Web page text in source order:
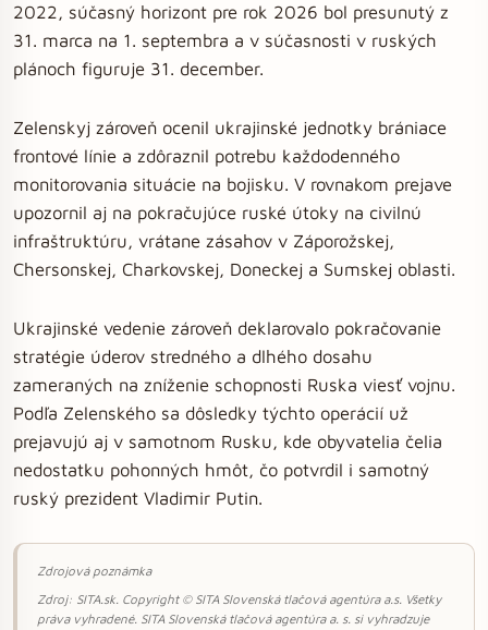
2022, súčasný horizont pre rok 2026 bol presunutý z
31. marca na 1. septembra a v súčasnosti v ruských
plánoch figuruje 31. december.
Zelenskyj zároveň ocenil ukrajinské jednotky brániace
frontové línie a zdôraznil potrebu každodenného
monitorovania situácie na bojisku. V rovnakom prejave
upozornil aj na pokračujúce ruské útoky na civilnú
infraštruktúru, vrátane zásahov v Záporožskej,
Chersonskej, Charkovskej, Doneckej a Sumskej oblasti.
Ukrajinské vedenie zároveň deklarovalo pokračovanie
stratégie úderov stredného a dlhého dosahu
zameraných na zníženie schopnosti Ruska viesť vojnu.
Podľa Zelenského sa dôsledky týchto operácií už
prejavujú aj v samotnom Rusku, kde obyvatelia čelia
nedostatku pohonných hmôt, čo potvrdil i samotný
ruský prezident Vladimir Putin.
Zdrojová poznámka
Zdroj: SITA.sk. Copyright © SITA Slovenská tlačová agentúra a.s. Všetky
práva vyhradené. SITA Slovenská tlačová agentúra a. s. si vyhradzuje